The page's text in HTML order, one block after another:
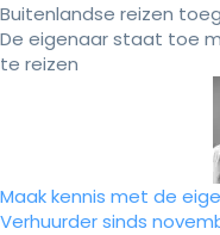
Buitenlandse reizen
De eigenaar staat toe
te reizen
Maak kennis met de
Verhuurder sinds